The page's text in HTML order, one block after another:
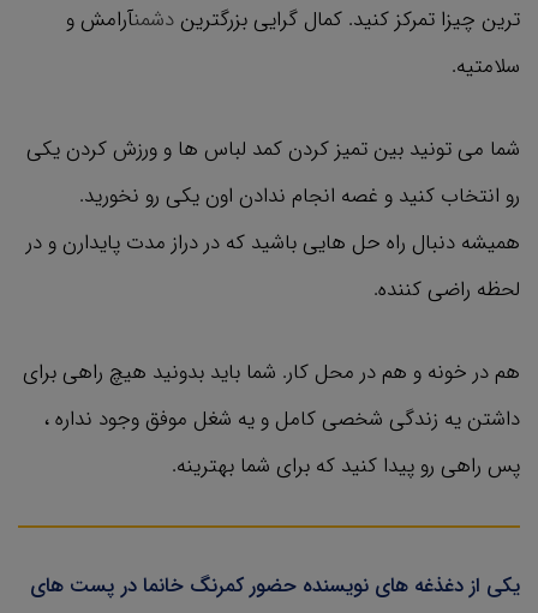
ترین چیزا تمرکز کنید. کمال گرایی بزرگترین دشمنآرامش و
سلامتیه.
شما می تونید بین تمیز کردن کمد لباس ها و ورزش کردن یکی
رو انتخاب کنید و غصه انجام ندادن اون یکی رو نخورید.
همیشه دنبال راه حل هایی باشید که در دراز مدت پایدارن و در
لحظه راضی کننده.
هم در خونه و هم در محل کار. شما باید بدونید هیچ راهی برای
داشتن یه زندگی شخصی کامل و یه شغل موفق وجود نداره ،
پس راهی رو پیدا کنید که برای شما بهترینه.
یکی از دغذغه های نویسنده حضور کمرنگ خانما در پست های